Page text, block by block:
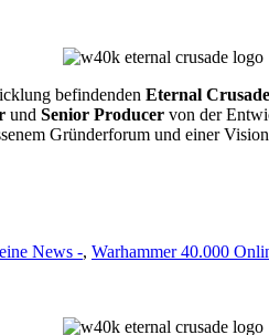
befindenden Eternal Crusade
und Senior Producer von der
Gründerforum und einer
News -, Warhammer 40.000